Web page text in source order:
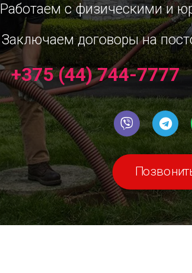
Работаем с физическими и
Заключаем договоры на
+375 (44) 744-7777